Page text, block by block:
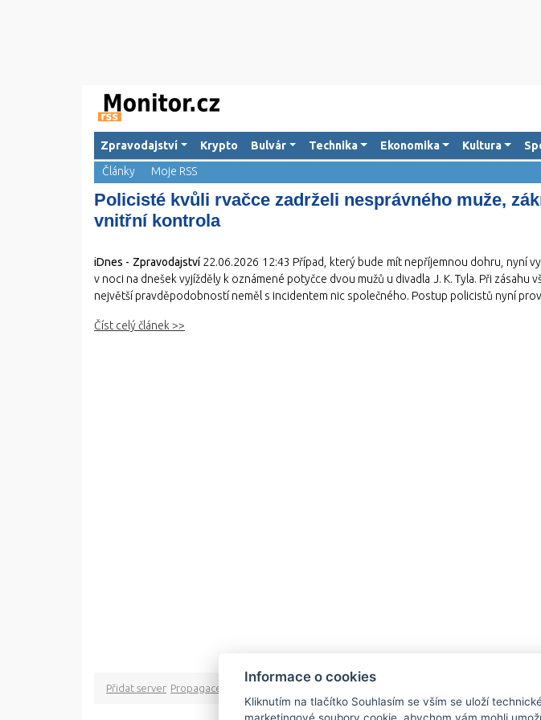
Zpravodajství Krypto Bulvár Technika Ekonomika Kultura
Články
Moje RSS
Policisté kvůli rvačce zadrželi nesprávného muže,
vnitřní kontrola
iDnes - Zpravodajství 22.06.2026 12:43 Případ, který bude mít nepříjemnou dohru, nyní
v noci na dnešek vyjížděly k oznámené potyčce dvou mužů u divadla J. K. Tyla. Při zásahu
největší pravděpodobností neměl s incidentem nic společného. Postup policistů nyní
Číst celý článek >>
Přidat server Propagace
Informace o cookies
Kliknutím na tlačítko Souhlasím se vším se uloží